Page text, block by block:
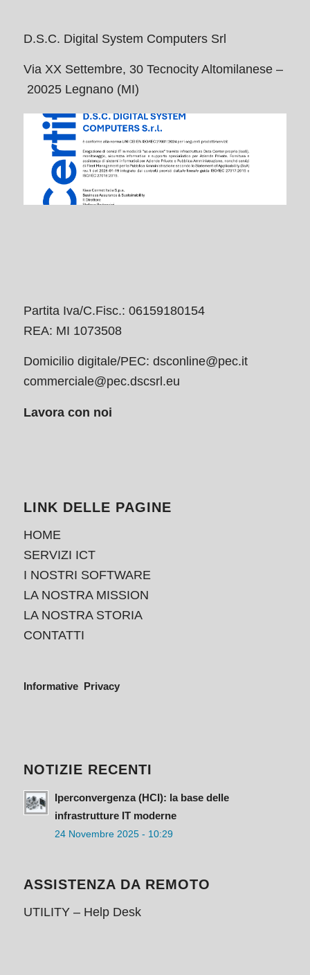
D.S.C. Digital System Computers Srl
Via XX Settembre, 30 Tecnocity Altomilanese –
20025 Legnano (MI)
Partita Iva/C.Fisc.: 06159180154
REA: MI 1073508
Domicilio digitale/PEC: dsconline@pec.it
commerciale@pec.dscsrl.eu
Lavora con noi
LINK DELLE PAGINE
HOME
SERVIZI ICT
I NOSTRI SOFTWARE
LA NOSTRA MISSION
LA NOSTRA STORIA
CONTATTI
Informative Privacy
NOTIZIE RECENTI
Iperconvergenza (HCI): la base delle
infrastrutture IT moderne
24 Novembre 2025 - 10:29
ASSISTENZA DA REMOTO
UTILITY – Help Desk